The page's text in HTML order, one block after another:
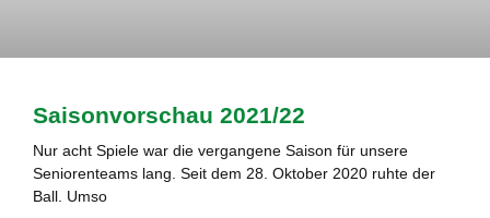
Saisonvorschau 2021/22
Nur acht Spiele war die vergangene Saison für unsere
Seniorenteams lang. Seit dem 28. Oktober 2020 ruhte der
Ball. Umso